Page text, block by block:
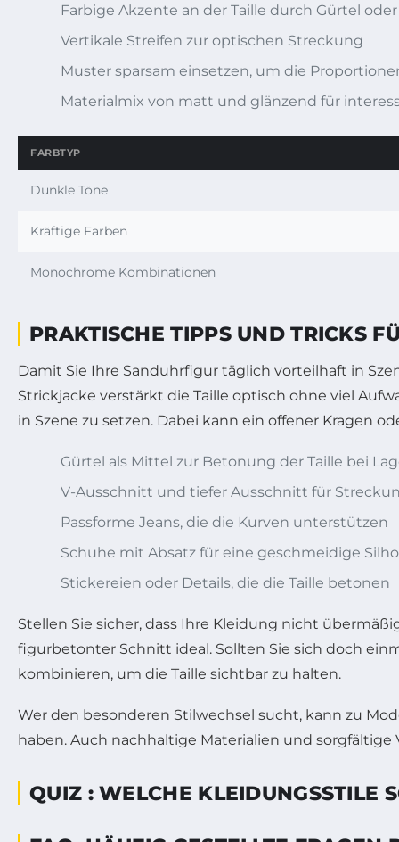
Farbige Akzente an der Taille durch Gürtel
Vertikale Streifen zur optischen Streckung
Muster sparsam einsetzen, um die
Materialmix von matt und glänzend für
FARBTYP
Dunkle Töne
Kräftige Farben
Monochrome Kombinationen
PRAKTISCHE TIPPS UND TRICKS
Damit Sie Ihre Sanduhrfigur täglich vorteilhaft in
Strickjacke verstärkt die Taille optisch ohne viel
in Szene zu setzen. Dabei kann ein offener Kragen
Gürtel als Mittel zur Betonung der Taille bei
V-Ausschnitt und tiefer Ausschnitt für
Passforme Jeans, die die Kurven unterstützen
Schuhe mit Absatz für eine geschmeidige
Stickereien oder Details, die die Taille betonen
Stellen Sie sicher, dass Ihre Kleidung nicht
figurbetonter Schnitt ideal. Sollten Sie sich doch
kombinieren, um die Taille sichtbar zu halten.
Wer den besonderen Stilwechsel sucht, kann zu
haben. Auch nachhaltige Materialien und
QUIZ : WELCHE KLEIDUNGSSTILE